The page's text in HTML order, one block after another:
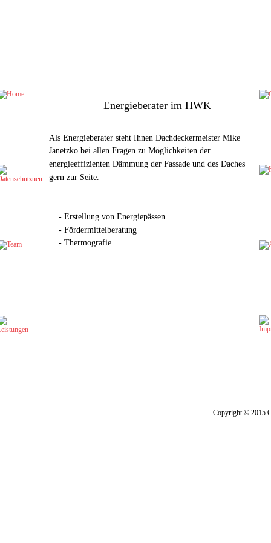
Copyright © 2015
Energieberater im HWK
Als Energieberater steht Ihnen Dachdeckermeister Mike
Janetzko bei allen Fragen zu Möglichkeiten der
energieeffizienten Dämmung der Fassade und des Daches
gern zur Seite.
- Erstellung von Energiepässen
- Fördermittelberatung
- Thermografie